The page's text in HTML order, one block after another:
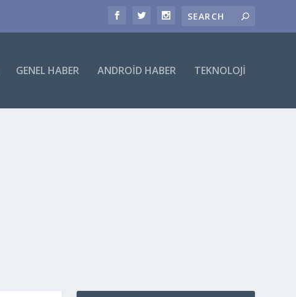
GENEL HABER ANDROID HABER TEKNOLOJI